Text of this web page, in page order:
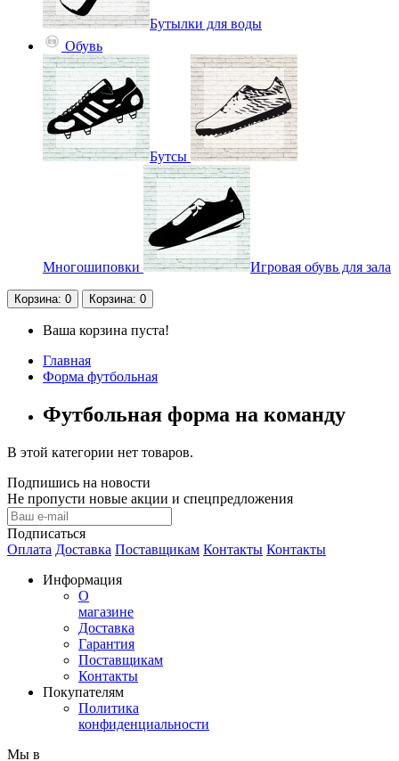
Бутылки для воды
Обувь
Бутсы
Многошиповки Игровая обувь для зала
Корзина: 0 Корзина: 0
Ваша корзина пуста!
Главная
Форма футбольная
Футбольная форма на команду
В этой категории нет товаров.
Подпишись на новости
Не пропусти новые акции и спецпредложения
Подписаться
Оплата Доставка Поставщикам Контакты Контакты
Информация
О
магазине
Доставка
Гарантия
Поставщикам
Контакты
Покупателям
Политика
конфиденциальности
Мы в